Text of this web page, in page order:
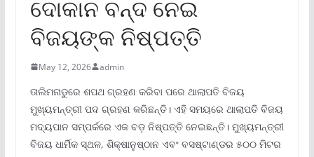
ଦୋକାନ ବନ୍ଦ ନେଇ
ବିଜୟଙ୍କ ନିଷ୍ପତ୍ତି
May 12, 2026 admin
ତାଲିମନାଡୁରେ ଶପଥ ଗ୍ରହଣ କରିବା ପରେ ଥାଲାପତି ବିଜୟ
ମୁଖ୍ୟମନ୍ତ୍ରୀ ପଦ ଗ୍ରହଣ କରିଛନ୍ତି। ଏହି ସମୟରେ ଥାଲାପତି ବିଜୟ
ମଦ୍ୟପାନ ସମ୍ପର୍କରେ ଏକ ବଡ଼ ନିଷ୍ପତ୍ତି ନେଇଛନ୍ତି। ମୁଖ୍ୟମନ୍ତ୍ରୀ
ବିଜୟ ଧାର୍ମିକ ସ୍ଥଳ, ଶିକ୍ଷାନୁଷ୍ଠାନ ଏବଂ ବସଷ୍ଟାଣ୍ଡର ୫୦୦ ମିଟର